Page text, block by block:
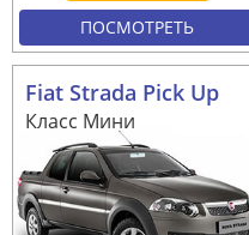
ПОСМОТРЕТЬ
Fiat Strada Pick Up
Класс Мини